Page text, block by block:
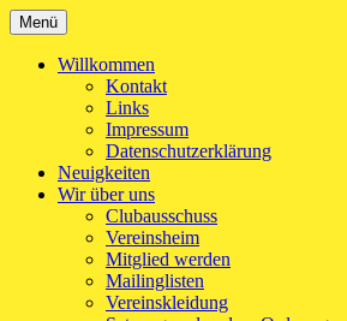
Zum
Inhalt
springen
Kanu-Club Turngemeinde München e.V.
Kanu fahren in München
Menü
Willkommen
Kontakt
Links
Impressum
Datenschutzerklärung
Neuigkeiten
Wir über uns
Clubausschuss
Vereinsheim
Mitglied werden
Mailinglisten
Vereinskleidung